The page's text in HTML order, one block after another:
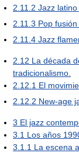
2.11.2 Jazz
2.11.3 Pop
2.11.4 Jazz
2.12 La década
tradicionalismo.
2.12.1 El
2.12.2 New-age
3 El jazz
3.1 Los años
3.1.1 La escena